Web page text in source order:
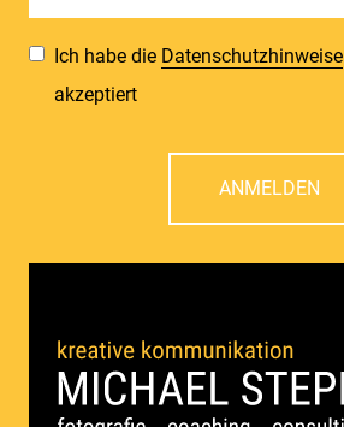
Ich habe die Datenschutzhinweise
akzeptiert
ANMELDEN